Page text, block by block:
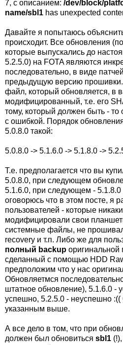
7, с описанием: /dev/block/
name/sbl1 has unexpected
Давайте я попытаюсь
происходит. Все обновления
которые выпускались до
5.2.5.0) на FOTA являются
последовательно, в виде
предыдущую версию
файл, который обновляется, в
модифицированный, т.е. его
тому, который должен быть -
с ошибкой. Порядок
5.0.8.0 такой:
5.0.8.0 -> 5.1.6.0 -> 5.1.8.0 ->
Т.е. предполагается что вы
5.0.8.0, при следующем
5.1.6.0, при следующем - 5.1.8.0
оговорюсь что в этом посте, я
пользователей - которые
модифицировали свои
системные файлы, не
recovery и т.п. Либо же для
полный backup
сделанный с помощью HDD
предположим что у нас
Обновляетмся
штатное обновление), 5.1.6.0 -
успешно, 5.2.5.0 - неуспешно
указанным выше.
А все дело в том, что при
должен был обновиться sbl1